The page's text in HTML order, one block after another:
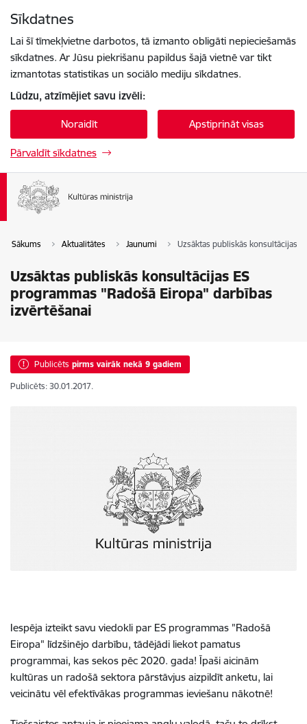
Sīkdatnes
Lai šī tīmekļvietne darbotos, tā izmanto obligāti nepieciešamās
sīkdatnes. Ar Jūsu piekrišanu papildus šajā vietnē var tikt
izmantotas statistikas un sociālo mediju sīkdatnes.
Lūdzu, atzīmējiet savu izvēli:
Noraidīt Apstiprināt visas
Pārvaldīt sīkdatnes
Sākums Aktualitātes Jaunumi Uzsāktas publiskās konsultācijas
Uzsāktas publiskās konsultācijas ES
programmas "Radošā Eiropa" darbības
izvērtēšanai
Publicēts pirms vairāk nekā 9 gadiem
Publicēts: 30.01.2017.
Iespēja izteikt savu viedokli par ES programmas "Radošā
Eiropa" līdzšinējo darbību, tādējādi liekot pamatus
programmai, kas sekos pēc 2020. gada! Īpaši aicinām
kultūras un radošā sektora pārstāvjus aizpildīt anketu, lai
veicinātu vēl efektīvākas programmas ieviešanu nākotnē!